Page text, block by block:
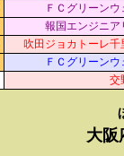
ＦＣグリーンウ
報国エンジニア
吹田ジョカトーレ千
ＦＣグリーンウ
交
大阪